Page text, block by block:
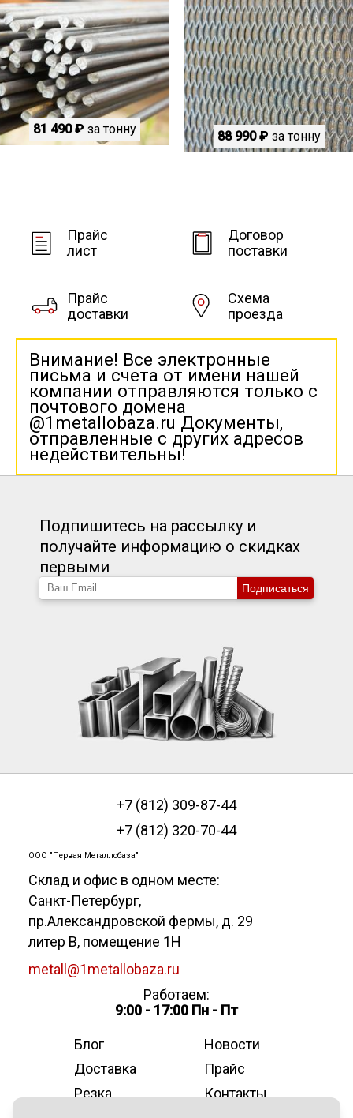
81 490 ₽ за тонну 88 990 ₽ за тонну
Прайс
лист
Договор
поставки
Прайс
доставки
Схема
проезда
Внимание! Все электронные
письма и счета от имени нашей
компании отправляются только с
почтового домена
@1metallobaza.ru Документы,
отправленные с других адресов
недействительны!
Подпишитесь на рассылку и
получайте информацию о скидках
первыми
Подписаться
+7 (812) 309-87-44
+7 (812) 320-70-44
ООО "Первая Металлобаза"
Склад и офис в одном месте:
Санкт-Петербург,
пр.Александровской фермы, д. 29
литер В, помещение 1Н
metall@1metallobaza.ru
Работаем:
9:00 - 17:00 Пн - Пт
Блог
Новости
Доставка
Прайс
Резка
Контакты